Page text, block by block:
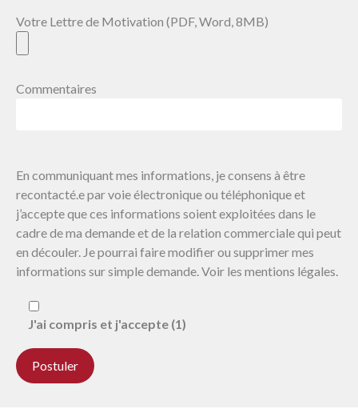
Votre Lettre de Motivation (PDF, Word, 8MB)
Commentaires
En communiquant mes informations, je consens à être
recontacté.e par voie électronique ou téléphonique et
j’accepte que ces informations soient exploitées dans le
cadre de ma demande et de la relation commerciale qui peut
en découler. Je pourrai faire modifier ou supprimer mes
informations sur simple demande. Voir les mentions légales.
J'ai compris et j'accepte (1)